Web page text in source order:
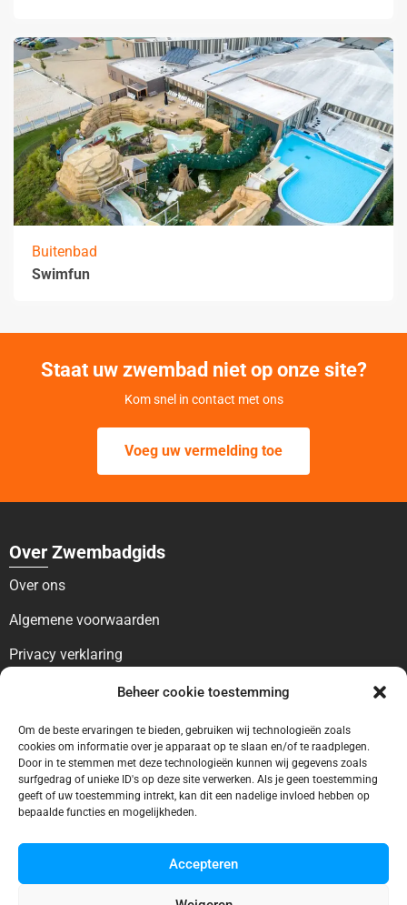
Beheer cookie toestemming
Om de beste ervaringen te bieden, gebruiken wij technologieën zoals
cookies om informatie over je apparaat op te slaan en/of te raadplegen.
Door in te stemmen met deze technologieën kunnen wij gegevens zoals
surfgedrag of unieke ID's op deze site verwerken. Als je geen toestemming
geeft of uw toestemming intrekt, kan dit een nadelige invloed hebben op
bepaalde functies en mogelijkheden.
Accepteren
Buitenbad
Swimfun
Staat uw zwembad niet op onze site?
Kom snel in contact met ons
Voeg uw vermelding toe
Over Zwembadgids
Over ons
Algemene voorwaarden
Privacy verklaring
Voor bezoekers
Blog
Contact
Voor bedrijven